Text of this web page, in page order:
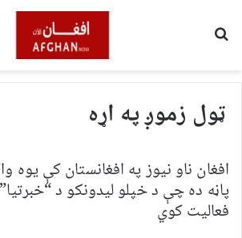
ټول زموږ په اړه
افغان ناو نیوز په افغانستان کې یوه
پاڼه ده چې د خپلو لیدونکو د
فعالیت کوي